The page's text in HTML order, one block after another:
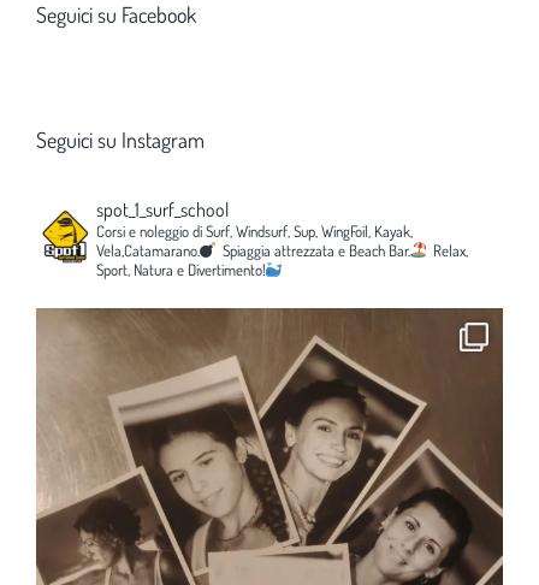
Seguici su Facebook
Seguici su Instagram
spot_1_surf_school
Corsi e noleggio di Surf, Windsurf, Sup, WingFoil, Kayak,
Vela,Catamarano.
Spiaggia attrezzata e Beach Bar.
Relax,
Sport, Natura e Divertimento!